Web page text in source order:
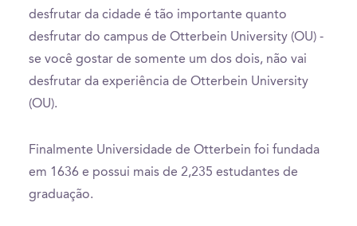
desfrutar da cidade é tão importante quanto
desfrutar do campus de Otterbein University (OU) -
se você gostar de somente um dos dois, não vai
desfrutar da experiência de Otterbein University
(OU).
Finalmente Universidade de Otterbein foi fundada
em 1636 e possui mais de 2,235 estudantes de
graduação.